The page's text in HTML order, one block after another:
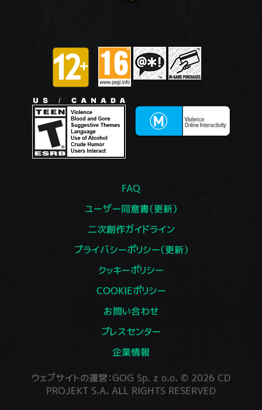
FAQ
ユーザー同意書（更新）
二次創作ガイドライン
プライバシーポリシー（更新）
クッキーポリシー
COOKIEポリシー
お問い合わせ
プレスセンター
企業情報
ウェブサイトの運営：GOG Sp. z o.o. © 2026 CD
PROJEKT S.A. ALL RIGHTS RESERVED